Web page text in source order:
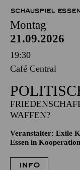
SCHAUSPIEL
Montag
21.09.2026
19:30
Café Central
WAFFEN?
Veranstalter: Exile
Essen in
INFO